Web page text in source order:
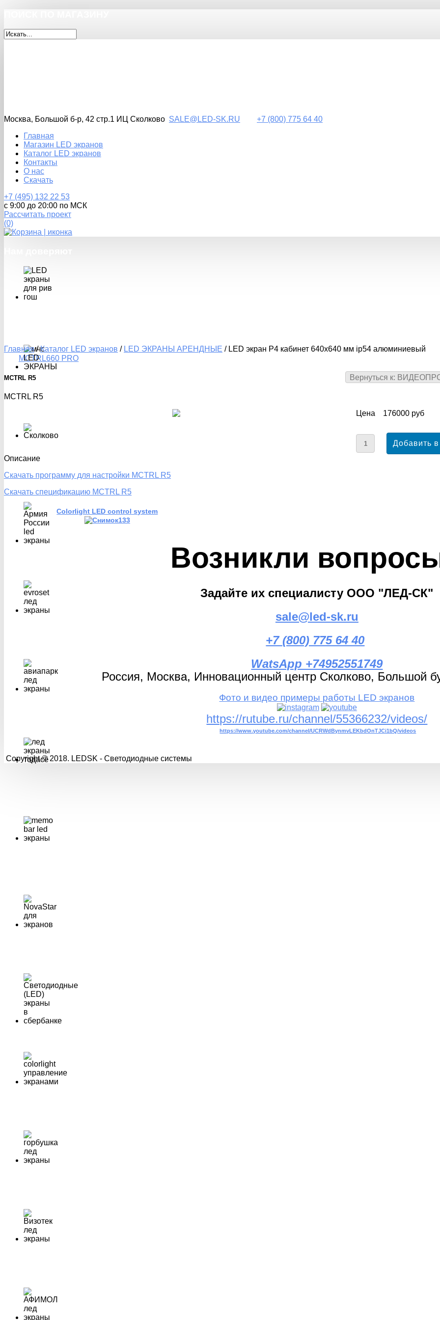
Москва, Большой б-р, 42 стр.1 ИЦ Сколково SALE@LED-SK.RU +7 (800) 775 64 40
Главная
Магазин LED экранов
Каталог LED экранов
Контакты
О нас
Скачать
+7 (495) 132 22 53
с 9:00 до 20:00 по МСК
Рассчитать проект
(0)
Главная/Каталог LED экранов / LED ЭКРАНЫ АРЕНДНЫЕ / LED экран P4 кабинет 640x640 мм ip54 алюминиевый
MCTRL660 PRO
Вернуться к:
MCTRL R5
MCTRL R5
Цена
176000 руб
Описание
Скачать программу для настройки MCTRL R5
Скачать спецификацию MCTRL R5
Colorlight LED control system
Возникли
Задайте их специалисту ООО "ЛЕД-СК"
sale@led-sk.ru
+7 (800) 775 64 40
WatsApp +74952551749
Россия, Москва, Инновационный центр Сколково, Большой
Фото и видео примеры работы LED экранов
https://rutube.ru/channel/55366232/videos/
https://www.youtube.com/channel/UCRWdBynmvLEKbdOnTJCi1bQ/videos
Copyright © 2018. LEDSK - Светодиодные системы